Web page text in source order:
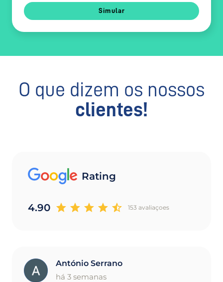
Simular
O que dizem os nossos
clientes!
Rating
4.90 153 avaliaçoes
A
António Serrano
há 3 semanas